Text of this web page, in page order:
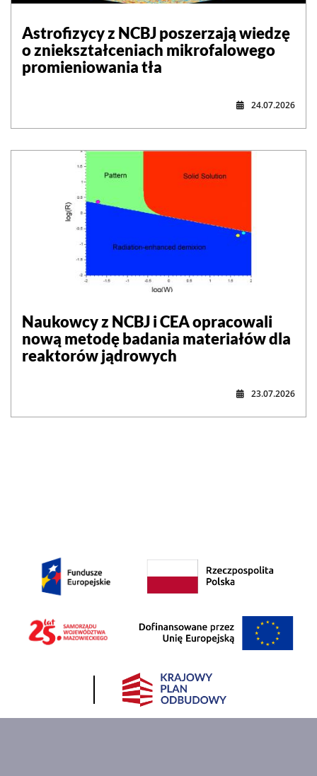
Astrofizycy z NCBJ poszerzają wiedzę
o zniekształceniach mikrofalowego
promieniowania tła
24.07.2026
Naukowcy z NCBJ i CEA opracowali
nową metodę badania materiałów dla
reaktorów jądrowych
23.07.2026